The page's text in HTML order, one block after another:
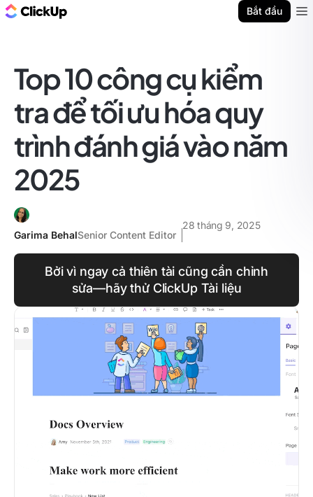
Bắt đầu
Top 10 công cụ kiểm
tra để tối ưu hóa quy
trình đánh giá vào năm
2025
Garima BehalSenior Content Editor
28 tháng 9, 2025
Bởi vì ngay cả thiên tài cũng cần chỉnh
sửa—hãy thử ClickUp Tài liệu